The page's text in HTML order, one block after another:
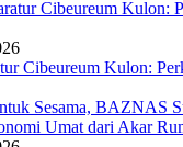
Cibeureum Kulon: